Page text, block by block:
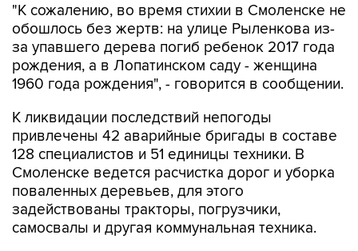
"К сожалению, во время стихии в Смоленске не
обошлось без жертв: на улице Рыленкова из-
за упавшего дерева погиб ребенок 2017 года
рождения, а в Лопатинском саду - женщина
1960 года рождения", - говорится в сообщении.
К ликвидации последствий непогоды
привлечены 42 аварийные бригады в составе
128 специалистов и 51 единицы техники. В
Смоленске ведется расчистка дорог и уборка
поваленных деревьев, для этого
задействованы тракторы, погрузчики,
самосвалы и другая коммунальная техника.